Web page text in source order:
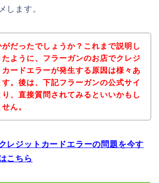
します。
がだったでしょうか？これまで説明し
たように、フラーガンのお店でクレジ
カードエラーが発生する原因は様々あ
す。後は、下記フラーガンの公式サイ
り、直接質問されてみるといいかもし
ん。
レジットカードエラーの問題を今す
こちら